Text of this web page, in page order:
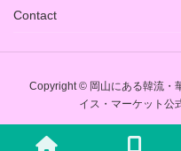
Contact
Copyright © 岡山にある韓流・
イス・マーケット公